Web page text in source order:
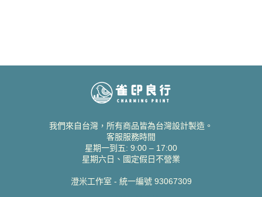
我們來自台灣，所有商品皆為台灣設計製造。
客服服務時間
星期一到五: 9:00 – 17:00
星期六日、國定假日不營業
澄米工作室 - 統一編號 93067309